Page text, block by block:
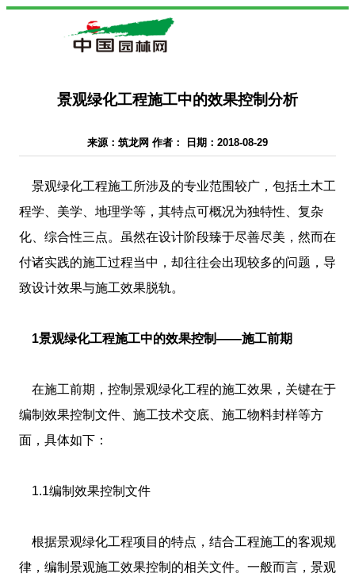
景观绿化工程施工中的效果控制分析
来源：筑龙网 作者： 日期：2018-08-29
景观绿化工程施工所涉及的专业范围较广，包括土木工
程学、美学、地理学等，其特点可概况为独特性、复杂
化、综合性三点。虽然在设计阶段臻于尽善尽美，然而在
付诸实践的施工过程当中，却往往会出现较多的问题，导
致设计效果与施工效果脱轨。
1景观绿化工程施工中的效果控制――施工前期
在施工前期，控制景观绿化工程的施工效果，关键在于
编制效果控制文件、施工技术交底、施工物料封样等方
面，具体如下：
1.1编制效果控制文件
根据景观绿化工程项目的特点，结合工程施工的客观规
律，编制景观施工效果控制的相关文件。一般而言，景观